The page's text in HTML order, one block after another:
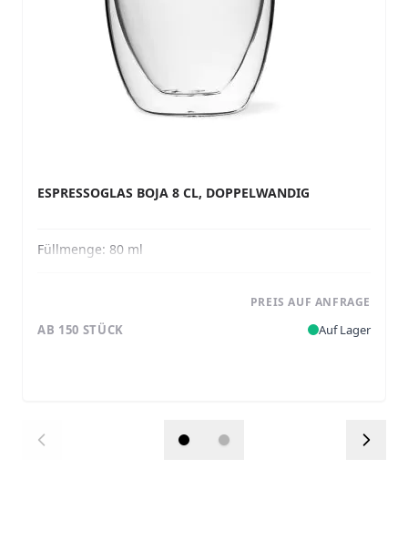
ESPRESSOGLAS BOJA 8 CL, DOPPELWANDIG
Füllmenge: 80 ml
PREIS AUF ANFRAGE
AB 150 STÜCK Auf Lager